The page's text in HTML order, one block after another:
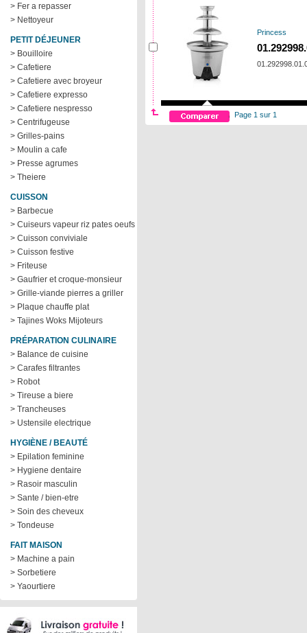
> Fer a repasser
> Nettoyeur
PETIT DÉJEUNER
> Bouilloire
> Cafetiere
> Cafetiere avec broyeur
> Cafetiere expresso
> Cafetiere nespresso
> Centrifugeuse
> Grilles-pains
> Moulin a cafe
> Presse agrumes
> Theiere
CUISSON
> Barbecue
> Cuiseurs vapeur riz pates oeufs
> Cuisson conviviale
> Cuisson festive
> Friteuse
> Gaufrier et croque-monsieur
> Grille-viande pierres a griller
> Plaque chauffe plat
> Tajines Woks Mijoteurs
PRÉPARATION CULINAIRE
> Balance de cuisine
> Carafes filtrantes
> Robot
> Tireuse a biere
> Trancheuses
> Ustensile electrique
HYGIÈNE / BEAUTÉ
> Epilation feminine
> Hygiene dentaire
> Rasoir masculin
> Sante / bien-etre
> Soin des cheveux
> Tondeuse
FAIT MAISON
> Machine a pain
> Sorbetiere
> Yaourtiere
Princess
Page 1 sur 1